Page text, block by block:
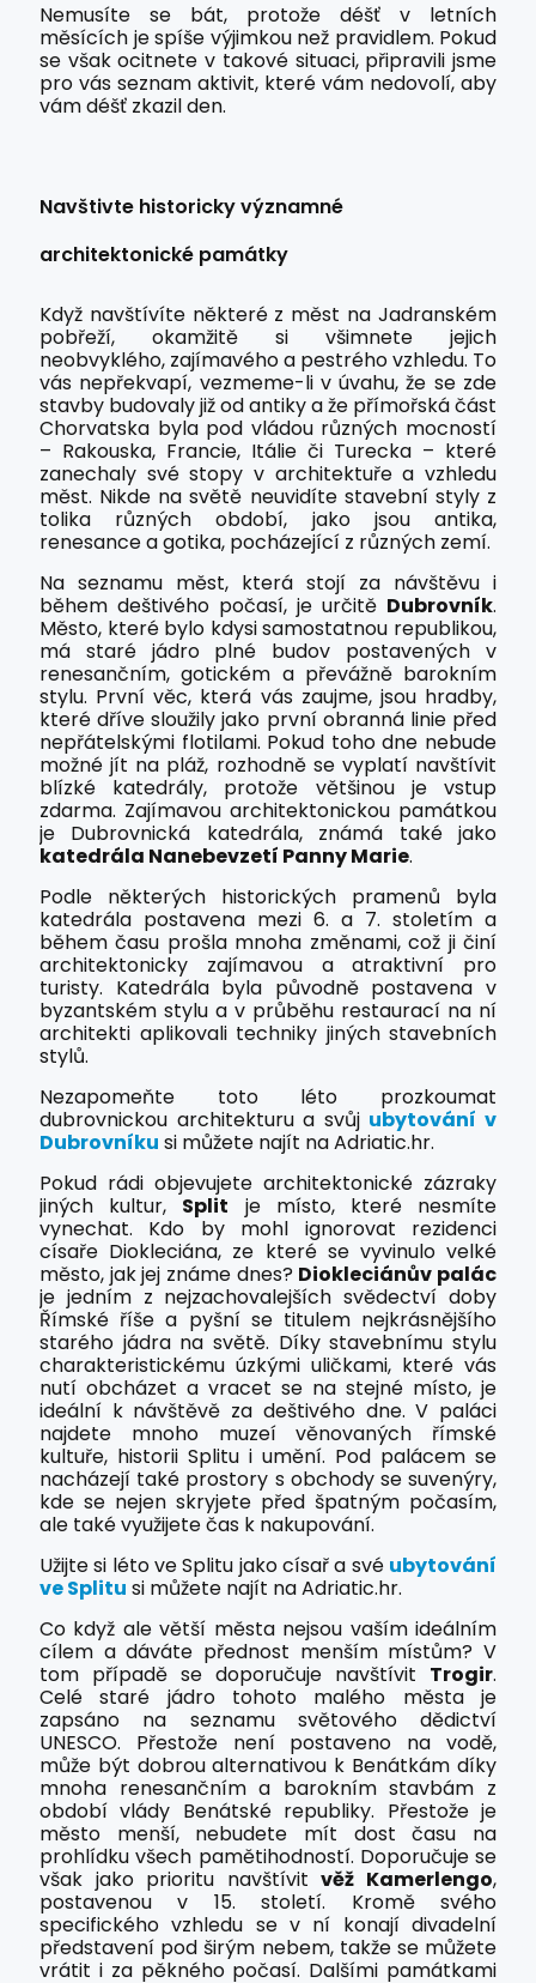
Nemusíte se bát, protože déšť v letních
měsících je spíše výjimkou než pravidlem. Pokud
se však ocitnete v takové situaci, připravili jsme
pro vás seznam aktivit, které vám nedovolí, aby
vám déšť zkazil den.
Navštivte historicky významné
architektonické památky
Když navštívíte některé z měst na Jadranském
pobřeží, okamžitě si všimnete jejich
neobvyklého, zajímavého a pestrého vzhledu. To
vás nepřekvapí, vezmeme-li v úvahu, že se zde
stavby budovaly již od antiky a že přímořská část
Chorvatska byla pod vládou různých mocností
– Rakouska, Francie, Itálie či Turecka – které
zanechaly své stopy v architektuře a vzhledu
měst. Nikde na světě neuvidíte stavební styly z
tolika různých období, jako jsou antika,
renesance a gotika, pocházející z různých zemí.
Na seznamu měst, která stojí za návštěvu i
během deštivého počasí, je určitě Dubrovník.
Město, které bylo kdysi samostatnou republikou,
má staré jádro plné budov postavených v
renesančním, gotickém a převážně barokním
stylu. První věc, která vás zaujme, jsou hradby,
které dříve sloužily jako první obranná linie před
nepřátelskými flotilami. Pokud toho dne nebude
možné jít na pláž, rozhodně se vyplatí navštívit
blízké katedrály, protože většinou je vstup
zdarma. Zajímavou architektonickou památkou
je Dubrovnická katedrála, známá také jako
katedrála Nanebevzetí Panny Marie.
Podle některých historických pramenů byla
katedrála postavena mezi 6. a 7. stoletím a
během času prošla mnoha změnami, což ji činí
architektonicky zajímavou a atraktivní pro
turisty. Katedrála byla původně postavena v
byzantském stylu a v průběhu restaurací na ní
architekti aplikovali techniky jiných stavebních
stylů.
Nezapomeňte toto léto prozkoumat
dubrovnickou architekturu a svůj ubytování v
Dubrovníku si můžete najít na Adriatic.hr.
Pokud rádi objevujete architektonické zázraky
jiných kultur, Split je místo, které nesmíte
vynechat. Kdo by mohl ignorovat rezidenci
císaře Diokleciána, ze které se vyvinulo velké
město, jak jej známe dnes? Diokleciánův palác
je jedním z nejzachovalejších svědectví doby
Římské říše a pyšní se titulem nejkrásnějšího
starého jádra na světě. Díky stavebnímu stylu
charakteristickému úzkými uličkami, které vás
nutí obcházet a vracet se na stejné místo, je
ideální k návštěvě za deštivého dne. V paláci
najdete mnoho muzeí věnovaných římské
kultuře, historii Splitu i umění. Pod palácem se
nacházejí také prostory s obchody se suvenýry,
kde se nejen skryjete před špatným počasím,
ale také využijete čas k nakupování.
Užijte si léto ve Splitu jako císař a své ubytování
ve Splitu si můžete najít na Adriatic.hr.
Co když ale větší města nejsou vaším ideálním
cílem a dáváte přednost menším místům? V
tom případě se doporučuje navštívit Trogir.
Celé staré jádro tohoto malého města je
zapsáno na seznamu světového dědictví
UNESCO. Přestože není postaveno na vodě,
může být dobrou alternativou k Benátkám díky
mnoha renesančním a barokním stavbám z
období vlády Benátské republiky. Přestože je
město menší, nebudete mít dost času na
prohlídku všech pamětihodností. Doporučuje se
však jako prioritu navštívitvěž Kamerlengo,
postavenou v 15. století. Kromě svého
specifického vzhledu se v ní konají divadelní
představení pod širým nebem, takže se můžete
vrátit i za pěkného počasí. Dalšími památkami